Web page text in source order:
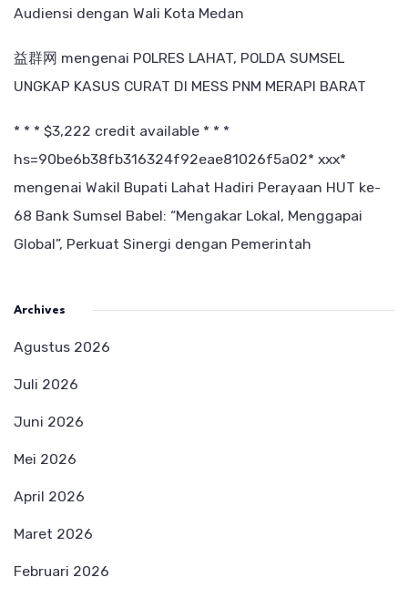
Audiensi dengan Wali Kota Medan
益群网 mengenai POLRES LAHAT, POLDA SUMSEL
UNGKAP KASUS CURAT DI MESS PNM MERAPI BARAT
* * * $3,222 credit available * * *
hs=90be6b38fb316324f92eae81026f5a02* ххх*
mengenai Wakil Bupati Lahat Hadiri Perayaan HUT ke-
68 Bank Sumsel Babel: “Mengakar Lokal, Menggapai
Global”, Perkuat Sinergi dengan Pemerintah
Archives
Agustus 2026
Juli 2026
Juni 2026
Mei 2026
April 2026
Maret 2026
Februari 2026